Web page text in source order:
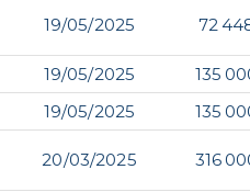
19/05/2025 72
19/05/2025 135
19/05/2025 135
20/03/2025 316